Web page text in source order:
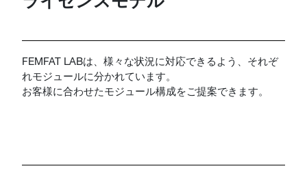
FEMFAT LABは、様々な状況に対応できるよう、それぞ
れモジュールに分かれています。
お客様に合わせたモジュール構成をご提案できます。